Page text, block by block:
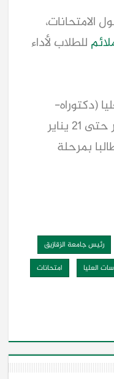
الامتحانات،
للطلاب لأداء
(دكتوراه-
بدأت منذ ١٢ يناير ٢٠٢٥م وتستمر حتى ٢١ يناير
١٠١ طالبا بمرحلة
رئيس جامعة الزقازيق
العليا
امتحانات